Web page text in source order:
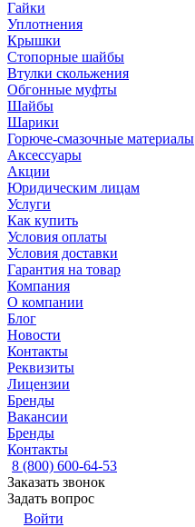
Гайки
Уплотнения
Крышки
Стопорные шайбы
Втулки скольжения
Обгонные муфты
Шайбы
Шарики
Горюче-смазочные материалы
Аксессуары
Акции
Юридическим лицам
Услуги
Как купить
Условия оплаты
Условия доставки
Гарантия на товар
Компания
О компании
Блог
Новости
Контакты
Реквизиты
Лицензии
Бренды
Вакансии
Бренды
Контакты
8 (800) 600-64-53
Заказать звонок
Задать вопрос
Войти